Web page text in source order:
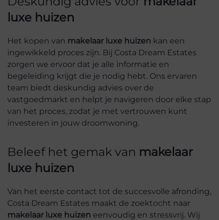
luxe huizen
Het kopen van makelaar luxe huizen kan een
ingewikkeld proces zijn. Bij Costa Dream Estates
zorgen we ervoor dat je alle informatie en
begeleiding krijgt die je nodig hebt. Ons ervaren
team biedt deskundig advies over de
vastgoedmarkt en helpt je navigeren door elke stap
van het proces, zodat je met vertrouwen kunt
investeren in jouw droomwoning.
Beleef het gemak van makelaar
luxe huizen
Van het eerste contact tot de succesvolle afronding,
Costa Dream Estates maakt de zoektocht naar
makelaar luxe huizen eenvoudig en stressvrij. Wij